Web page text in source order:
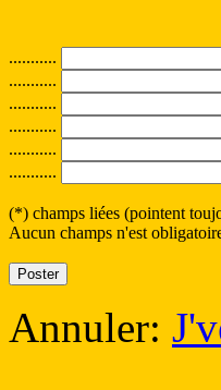
...........
...........
...........
...........
...........
...........
(*) champs liées (pointent
Aucun champs n'est
Annuler: